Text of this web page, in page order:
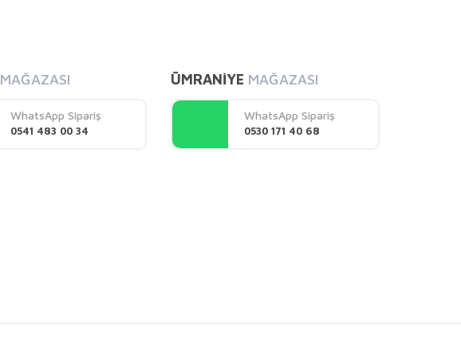
MAĞAZASI
WhatsApp Sipariş
0541 483 00 34
ÜMRANİYE MAĞAZASI
WhatsApp Sipariş
0530 171 40 68